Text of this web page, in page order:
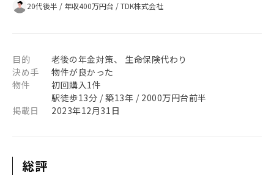
20代後半 / 年収400万円台 /TDK株式会社
目的
老後の年金対策、 生命保険代わり
決め手
物件が良かった
物件
初回購入1件
駅徒歩13分 / 築13年 / 2000万円台前半
掲載日
2023年12月31日
総評